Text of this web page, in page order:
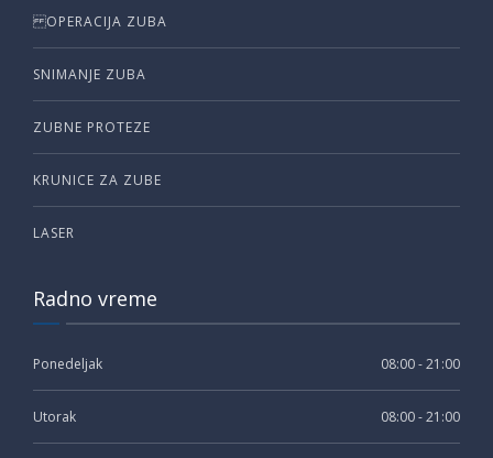
OPERACIJA ZUBA
SNIMANJE ZUBA
ZUBNE PROTEZE
KRUNICE ZA ZUBE
LASER
Radno vreme
Ponedeljak 08:00 - 21:00
Utorak 08:00 - 21:00